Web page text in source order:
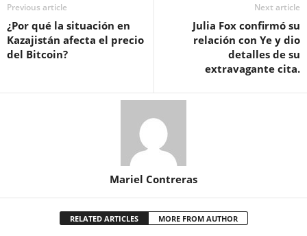
Previous article
¿Por qué la situación en
Kazajistán afecta el precio
del Bitcoin?
Next article
Julia Fox confirmó su
relación con Ye y dio
detalles de su
extravagante cita.
Mariel Contreras
RELATED ARTICLES MORE FROM AUTHOR